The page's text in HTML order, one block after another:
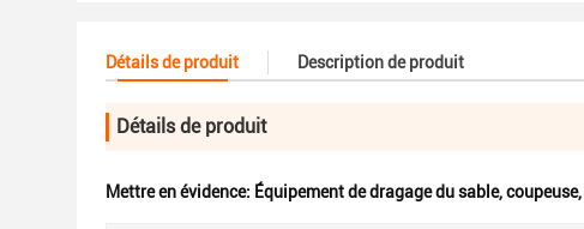
Détails de produit Description de produit
Détails de produit
Mettre en évidence: Équipement de dragage du sable,coupeuse,